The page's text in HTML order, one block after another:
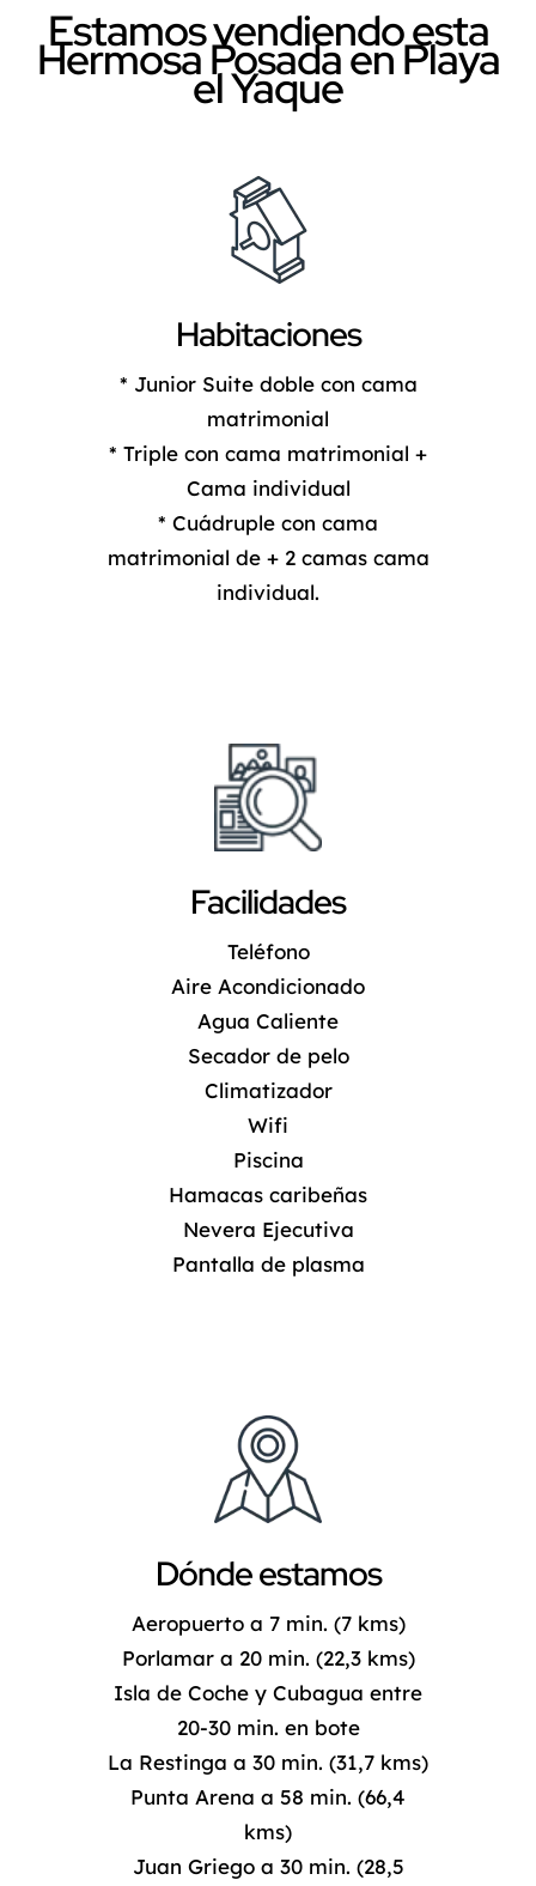
Estamos vendiendo esta
Hermosa Posada en Playa
el Yaque
Habitaciones
* Junior Suite doble con cama
matrimonial
* Triple con cama matrimonial +
Cama individual
* Cuádruple con cama
matrimonial de + 2 camas cama
individual.
Facilidades
Teléfono
Aire Acondicionado
Agua Caliente
Secador de pelo
Climatizador
Wifi
Piscina
Hamacas caribeñas
Nevera Ejecutiva
Pantalla de plasma
Dónde estamos
Aeropuerto a 7 min. (7 kms)
Porlamar a 20 min. (22,3 kms)
Isla de Coche y Cubagua entre
20-30 min. en bote
La Restinga a 30 min. (31,7 kms)
Punta Arena a 58 min. (66,4
kms)
Juan Griego a 30 min. (28,5